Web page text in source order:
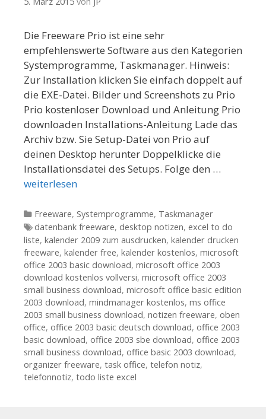
Die Freeware Prio ist eine sehr
empfehlenswerte Software aus den Kategorien
Systemprogramme, Taskmanager. Hinweis:
Zur Installation klicken Sie einfach doppelt auf
die EXE-Datei. Bilder und Screenshots zu Prio
Prio kostenloser Download und Anleitung Prio
downloaden Installations-Anleitung Lade das
Archiv bzw. Sie Setup-Datei von Prio auf
deinen Desktop herunter Doppelklicke die
Installationsdatei des Setups. Folge den …
weiterlesen
Kategorien
Freeware, Systemprogramme, Taskmanager
Tags
datenbank freeware, desktop notizen, excel to do
liste, kalender 2009 zum ausdrucken, kalender drucken
freeware, kalender free, kalender kostenlos, microsoft
office 2003 basic download, microsoft office 2003
download kostenlos vollversi, microsoft office 2003
small business download, microsoft office basic edition
2003 download, mindmanager kostenlos, ms office
2003 small business download, notizen freeware, oben
office, office 2003 basic deutsch download, office 2003
basic download, office 2003 sbe download, office 2003
small business download, office basic 2003 download,
organizer freeware, task office, telefon notiz,
telefonnotiz, todo liste excel